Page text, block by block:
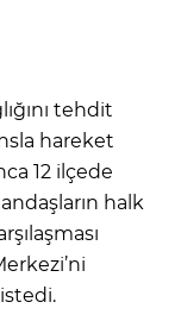
tehdit
hareket
12 ilçede
halk